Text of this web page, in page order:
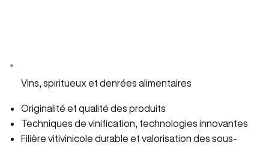
Vins, spiritueux et denrées alimentaires
Originalité et qualité des produits
Techniques de vinification, technologies innovantes
Filière vitivinicole durable et valorisation des sous-